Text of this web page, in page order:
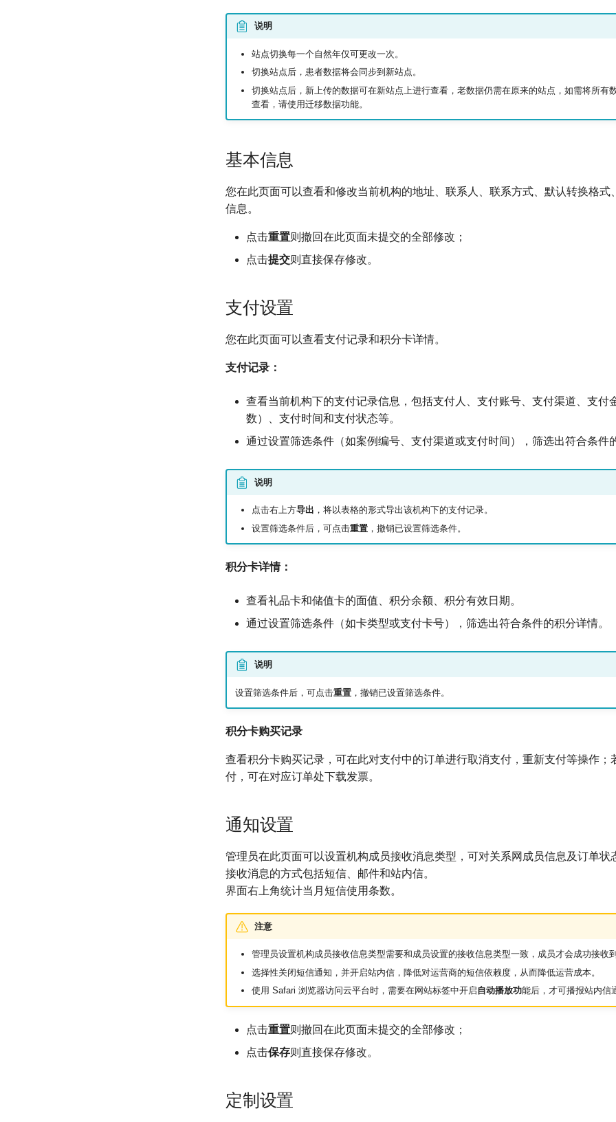
说明
站点切换每一个自然年仅可更改一次。
切换站点后，患者数据将会同步到新站点。
切换站点后，新上传的数据可在新站点上进行查看，老数据仍需在原来的站点，如需将所有
查看，请使用迁移数据功能。
基本信息
您在此页面可以查看和修改当前机构的地址、联系人、联系方式、默认转换格式
信息。
点击重置则撤回在此页面未提交的全部修改；
点击提交则直接保存修改。
支付设置
您在此页面可以查看支付记录和积分卡详情。
支付记录：
查看当前机构下的支付记录信息，包括支付人、支付账号、支付渠道、支付
数）、支付时间和支付状态等。
通过设置筛选条件（如案例编号、支付渠道或支付时间），筛选出符合条件
说明
点击右上方导出 ，将以表格的形式导出该机构下的支付记录。
设置筛选条件后，可点击重置，撤销已设置筛选条件。
积分卡详情：
查看礼品卡和储值卡的面值、积分余额、积分有效日期。
通过设置筛选条件（如卡类型或支付卡号），筛选出符合条件的积分详情。
说明
设置筛选条件后，可点击重置，撤销已设置筛选条件。
积分卡购买记录
查看积分卡购买记录，可在此对支付中的订单进行取消支付，重新支付等操作；
付，可在对应订单处下载发票。
通知设置
管理员在此页面可以设置机构成员接收消息类型，可对关系网成员信息及订单状
接收消息的方式包括短信、邮件和站内信。
界面右上角统计当月短信使用条数。
注意
管理员设置机构成员接收信息类型需要和成员设置的接收信息类型一致，成员才会成功接收
选择性关闭短信通知，并开启站内信，降低对运营商的短信依赖度，从而降低运营成本。
使用 Safari 浏览器访问云平台时，需要在网站标签中开启自动播放功能后，才可播报站内信
点击重置则撤回在此页面未提交的全部修改；
点击保存则直接保存修改。
定制设置